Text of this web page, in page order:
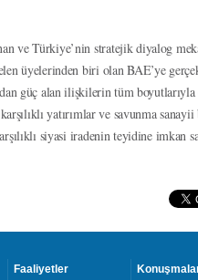
ve Türkiye’nin stratejik diyalog
üyelerinden biri olan BAE’ye
güç alan ilişkilerin tüm boyutlarıyla
yatırımlar ve savunma
siyasi iradenin teyidine imkan
Faaliyetler